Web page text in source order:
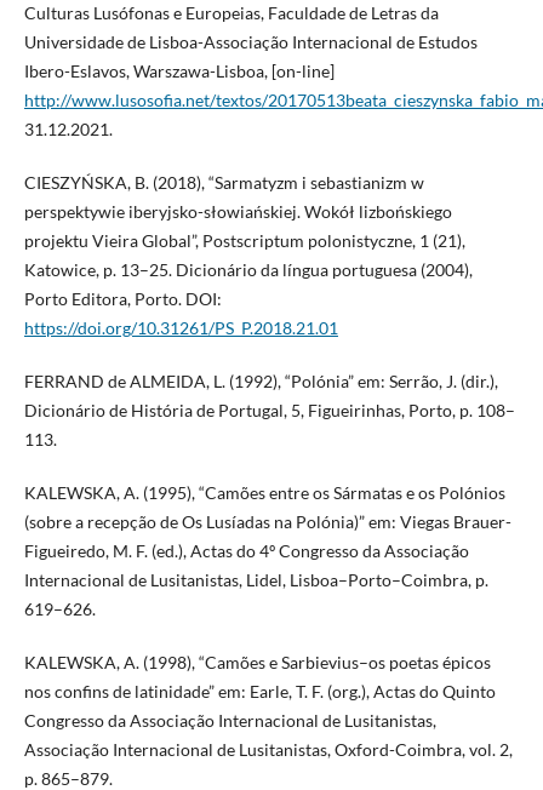
Culturas Lusófonas e Europeias, Faculdade de Letras da
Universidade de Lisboa-Associação Internacional de Estudos
Ibero-Eslavos, Warszawa-Lisboa, [on-line]
http://www.lusosofia.net/textos/
31.12.2021.
CIESZYŃSKA, B. (2018), “Sarmatyzm i sebastianizm w
perspektywie iberyjsko-słowiańskiej. Wokół lizbońskiego
projektu Vieira Global”, Postscriptum polonistyczne, 1 (21),
Katowice, p. 13–25. Dicionário da língua portuguesa (2004),
Porto Editora, Porto. DOI:
https://doi.org/10.31261/PS_P.2018.21.01
FERRAND de ALMEIDA, L. (1992), “Polónia” em: Serrão, J. (dir.),
Dicionário de História de Portugal, 5, Figueirinhas, Porto, p. 108–
113.
KALEWSKA, A. (1995), “Camões entre os Sármatas e os Polónios
(sobre a recepção de Os Lusíadas na Polónia)” em: Viegas Brauer-
Figueiredo, M. F. (ed.), Actas do 4º Congresso da Associação
Internacional de Lusitanistas, Lidel, Lisboa–Porto–Coimbra, p.
619–626.
KALEWSKA, A. (1998), “Camões e Sarbievius–os poetas épicos
nos confins de latinidade” em: Earle, T. F. (org.), Actas do Quinto
Congresso da Associação Internacional de Lusitanistas,
Associação Internacional de Lusitanistas, Oxford-Coimbra, vol. 2,
p. 865–879.